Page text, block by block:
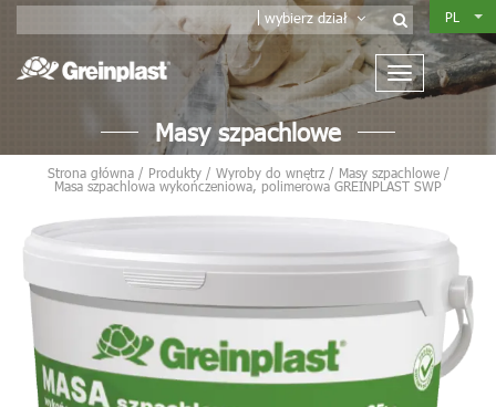
wybierz dział PL
Masy szpachlowe
Strona główna/ Produkty/ Wyroby do wnętrz/ Masy szpachlowe/
Masa szpachlowa wykończeniowa, polimerowa GREINPLAST SWP